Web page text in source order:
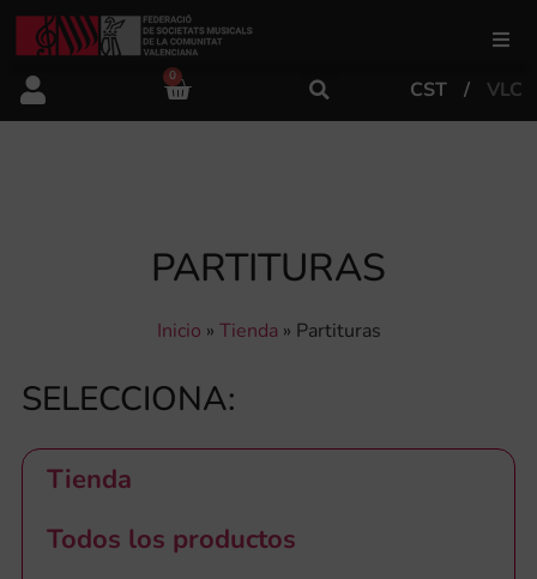
FSMCV
Área educativa
0
CST VLC
PARTITURAS
Inicio » Tienda » Partituras
SELECCIONA:
Tienda
Todos los productos